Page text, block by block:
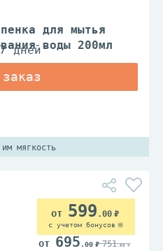
для мытья
воды 200мл
мягкость
599 .00
с учетом бонусов
695 .00 751.00